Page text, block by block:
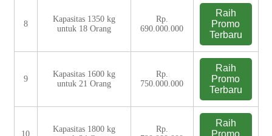
8
Kapasitas 1350 kg
untuk 18 Orang
Rp.
690.000.000
Raih
Promo
Terbaru
9
Kapasitas 1600 kg
untuk 21 Orang
Rp.
750.000.000
Raih
Promo
Terbaru
10
Kapasitas 1800 kg
Rp.
Raih